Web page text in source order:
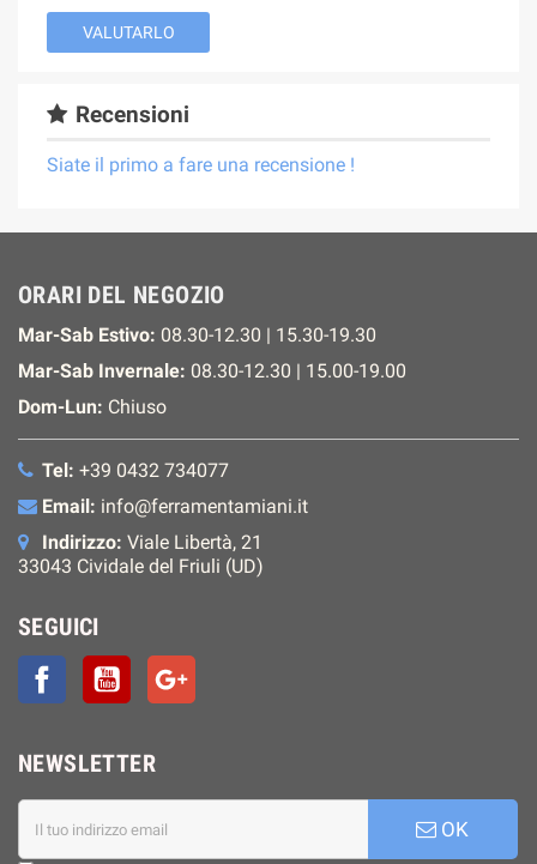
VALUTARLO
Recensioni
Siate il primo a fare una recensione !
ORARI DEL NEGOZIO
Mar-Sab Estivo: 08.30-12.30 | 15.30-19.30
Mar-Sab Invernale: 08.30-12.30 | 15.00-19.00
Dom-Lun: Chiuso
Tel: +39 0432 734077
Email: info@ferramentamiani.it
Indirizzo: Viale Libertà, 21
33043 Cividale del Friuli (UD)
SEGUICI
FacebookYouTube
NEWSLETTER
OK